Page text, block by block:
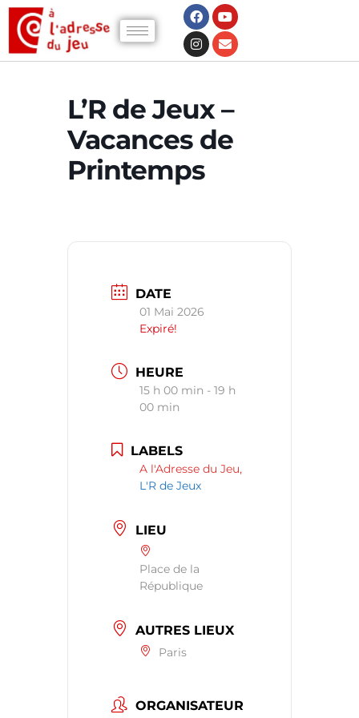
L’R de Jeux –
Vacances de
Printemps
DATE
01 Mai 2026
Expiré!
HEURE
15 h 00 min - 19 h
00 min
LABELS
A l'Adresse du Jeu,
L'R de Jeux
LIEU
Place de la
République
AUTRES LIEUX
Paris
ORGANISATEUR